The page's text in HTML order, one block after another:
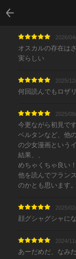
戻る
2026/
オスカルの存在は
実らしい
2025/
何回読んでもロザ
2025/
今更ながら初見で
ベルタンなど、他
の少女漫画という
結果、、
めちゃくちゃ良い
他を読んでフラン
のかとも思います
2025/
顔グシャグシャに
2024/
あーだめだ、なみ